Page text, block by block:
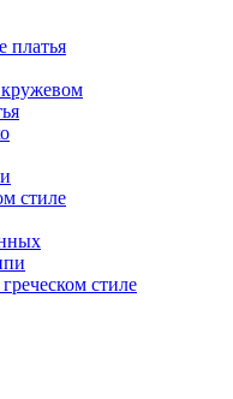
платья
стиле
стиле